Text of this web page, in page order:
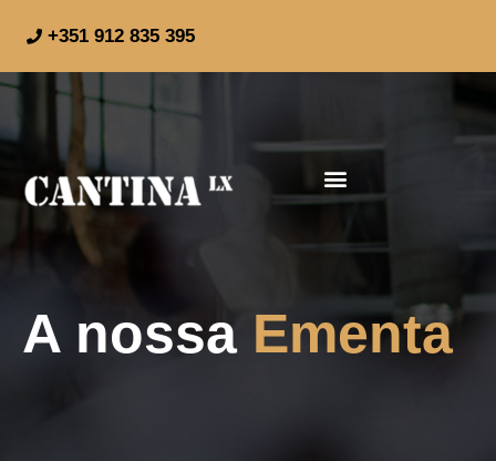
+351 912 835 395
A nossa Ementa